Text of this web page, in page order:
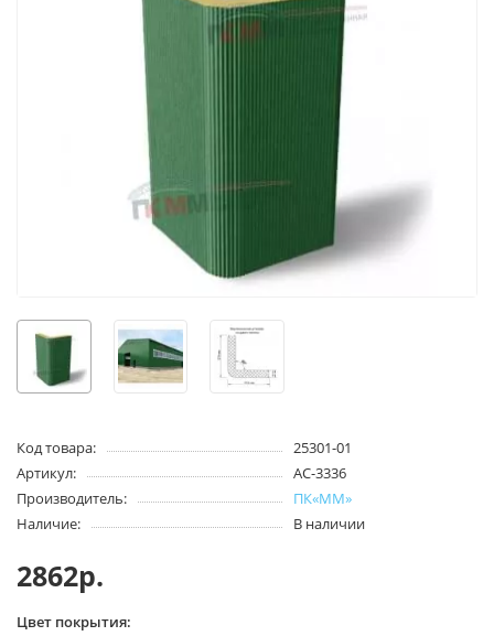
Код товара:
25301-01
Артикул:
АС-3336
Производитель:
ПК«ММ»
Наличие:
В наличии
2862р.
Цвет покрытия: